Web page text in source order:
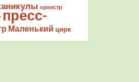
оркестр
пресс-
Маленький цирк